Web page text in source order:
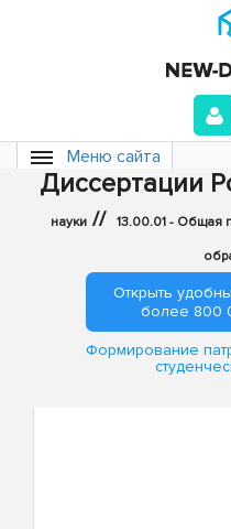
Меню сайта
Диссертации
науки // 13.00.01 - Общая
Открыть
более 800
Формирование